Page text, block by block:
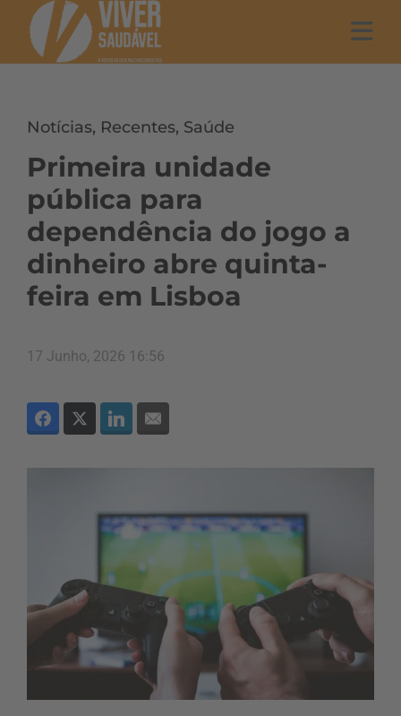
Notícias, Recentes, Saúde
Primeira unidade
pública para
dependência do jogo a
dinheiro abre quinta-
feira em Lisboa
17 Junho, 2026 16:56